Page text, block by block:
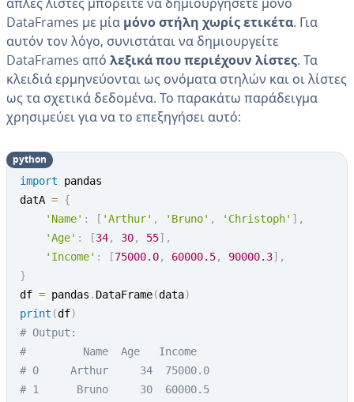
DataFrames με μία μόνο στήλη χωρίς ετικέτα. Για
αυτόν τον λόγο, συνιστάται να δημιουργείτε
DataFrames από λεξικά που περιέχουν λίστες. Τα
κλειδιά ερμηνεύονται ως ονόματα στηλών και οι λίστες
ως τα σχετικά δεδομένα. Το παρακάτω παράδειγμα
χρησιμεύει για να το επεξηγήσει αυτό:
import pandas
datA = {
'Name' : [ 'Arthur' , 'Bruno' , 'Christoph' ] ,
'Age' : [34, 30, 55] ,
'Income' : [75000.0, 60000.5, 90000.3] ,
}
df = pandas . DataFrame(data)
print (df)
# Output:
#         Name  Age   Income
# 0     Arthur     34  75000.0
# 1      Bruno     30  60000.5
python